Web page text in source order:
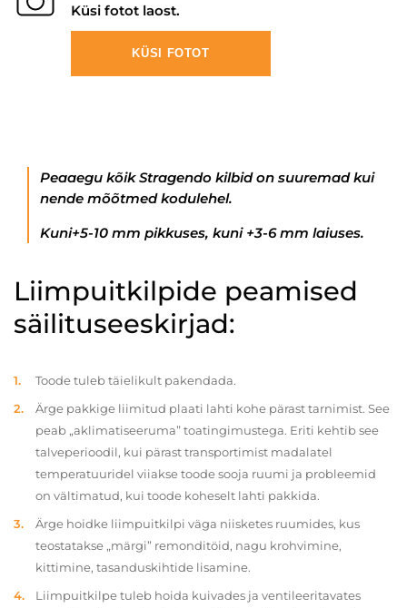
Küsi fotot laost.
KÜSI FOTOT
Peaaegu kõik Stragendo kilbid on suuremad kui
nende mõõtmed kodulehel.
Kuni+5-10 mm pikkuses, kuni +3-6 mm laiuses.
Liimpuitkilpide peamised
säilituseeskirjad:
Toode tuleb täielikult pakendada.
Ärge pakkige liimitud plaati lahti kohe pärast tarnimist. See
peab „aklimatiseeruma” toatingimustega. Eriti kehtib see
talveperioodil, kui pärast transportimist madalatel
temperatuuridel viiakse toode sooja ruumi ja probleemid
on vältimatud, kui toode koheselt lahti pakkida.
Ärge hoidke liimpuitkilpi väga niisketes ruumides, kus
teostatakse „märgi” remonditöid, nagu krohvimine,
kittimine, tasanduskihtide lisamine.
Liimpuitkilpe tuleb hoida kuivades ja ventileeritavates